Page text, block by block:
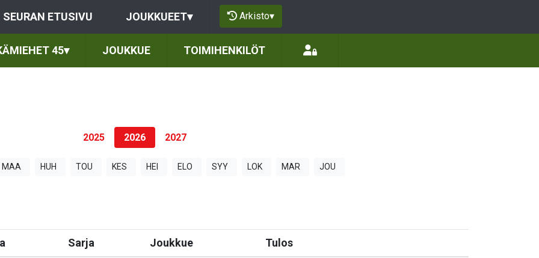
SEURAN ETUSIVU JOUKKUEET▾ Arkisto▾
45▾ JOUKKUE TOIMIHENKILÖT
2025 2026 2027
MAA HUH TOU KES HEI ELO SYY LOK MAR JOU
Sarja Joukkue Tulos